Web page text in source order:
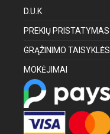
D.U.K
PREKIŲ PRISTATYMAS
GRĄŽINIMO TAISYKLĖS
MOKĖJIMAI